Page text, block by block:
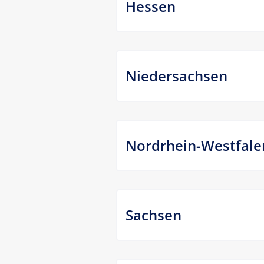
Hessen
Niedersachsen
Nordrhein-
Sachsen